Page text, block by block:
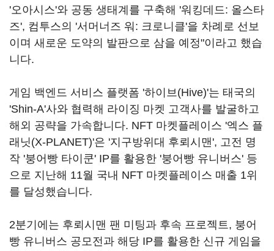
'오아시스'와 공동 생태계를 구축해 '워킹데드: 올스타
즈', 컴투스의 '서머너즈 워: 크로니클'을 차례로 선보
이며 새로운 도약의 발판으로 삼을 예정"이라고 했습
니다.
게임 백엔드 서비스 플랫폼 '하이브(Hive)'는 태국의
'Shin-A'사와 협력해 라이징 마켓 고객사를 발굴하고
해외 공략을 가속합니다. NFT 마켓플레이스 '엑스 플
래닛(X-PLANET)'은 '지구방위대 후뢰시맨', 고전 명
작 '붕어빵 타이쿤' IP를 활용한 '붕어빵 유니버스' 등
으로 지난해 11월 국내 NFT 마켓플레이스 매출 1위
를 달성했습니다.
2분기에는 후뢰시맨 팬 미팅과 후속 프로젝트, 붕어
빵 유니버스 공모전과 해당 IP를 활용한 신규 게임을